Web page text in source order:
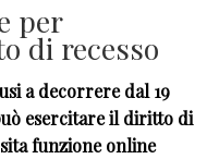
per
di recesso
a decorrere dal 19
esercitare il diritto di
funzione online